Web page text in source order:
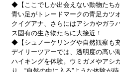
◆【ここでしか出会えない動物たち
青い足がトレードマークの青足カツ
クイグアナ、さらにはアシカやガラ
ス固有の生き物たちに大接近！
◆【シュノーケリングや自然観察も充
デイリーツアーでは、透明度の高い
ハイキングを体験。ウミガメやアシ